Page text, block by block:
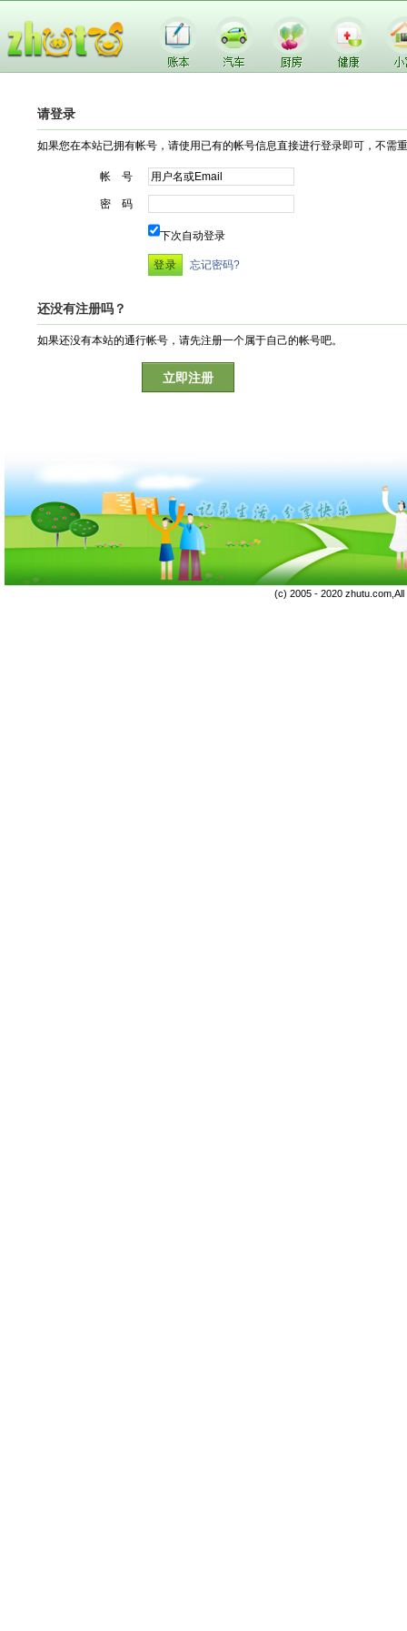
请登录
如果您在本站已拥有帐号，请使用已有的帐号信息直接进行登录即可，不需
帐 号
密 码
下次自动登录
忘记密码?
还没有注册吗？
如果还没有本站的通行帐号，请先注册一个属于自己的帐号吧。
立即注册
(c) 2005 - 2020